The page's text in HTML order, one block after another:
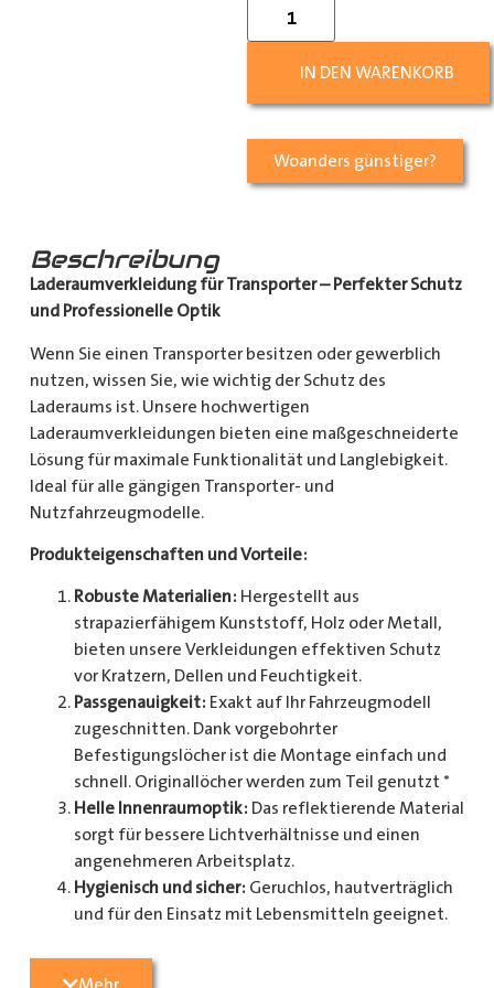
IN DEN WARENKORB
Woanders günstiger?
Beschreibung
Laderaumverkleidung für Transporter – Perfekter Schutz
und Professionelle Optik
Wenn Sie einen Transporter besitzen oder gewerblich
nutzen, wissen Sie, wie wichtig der Schutz des
Laderaums ist. Unsere hochwertigen
Laderaumverkleidungen bieten eine maßgeschneiderte
Lösung für maximale Funktionalität und Langlebigkeit.
Ideal für alle gängigen Transporter- und
Nutzfahrzeugmodelle.
Produkteigenschaften und Vorteile:
Robuste Materialien: Hergestellt aus
strapazierfähigem Kunststoff, Holz oder Metall,
bieten unsere Verkleidungen effektiven Schutz
vor Kratzern, Dellen und Feuchtigkeit.
Passgenauigkeit: Exakt auf Ihr Fahrzeugmodell
zugeschnitten. Dank vorgebohrter
Befestigungslöcher ist die Montage einfach und
schnell. Originallöcher werden zum Teil genutzt *
Helle Innenraumoptik: Das reflektierende Material
sorgt für bessere Lichtverhältnisse und einen
angenehmeren Arbeitsplatz.
Hygienisch und sicher: Geruchlos, hautverträglich
und für den Einsatz mit Lebensmitteln geeignet.
Radkastenschutz, großflächigen Seitenteilen und